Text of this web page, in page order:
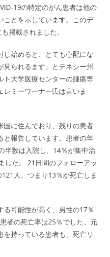
19の特定のがん患者は他の
ことを示しています。このデ
掲載されました。
し始めると、とても心配にな
見られるます」とテネシー州
ト大学医療センターの腫瘍専
ミーワーナー氏は言いま
国に住んでおり、残りの患者
と報告しています。患者の年
半数は入院し、14％が集中治
した。 21日間のフォローアッ
人、つまり13％が死亡しま
る可能性が高く、男性の17％
者の死亡率は25％でした。元
持っている患者も、死亡リ